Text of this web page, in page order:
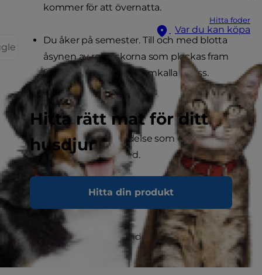
Hitta foder
Var du kan köpa
Hitta rätt mat för ditt
husdjur
Hitta din produkt
kommer för att övernatta.
Du åker på semester. Till och med blotta
åsynen av resväskorna som plockas fram
från förvaringen kan framkalla stress.
En traumatisk händelse som ett slagsmål
med en annan hund.
Fobier mot ljud som exempelvis
Typ av ras. Vissa hundraser är särskilt
känsliga för stress.